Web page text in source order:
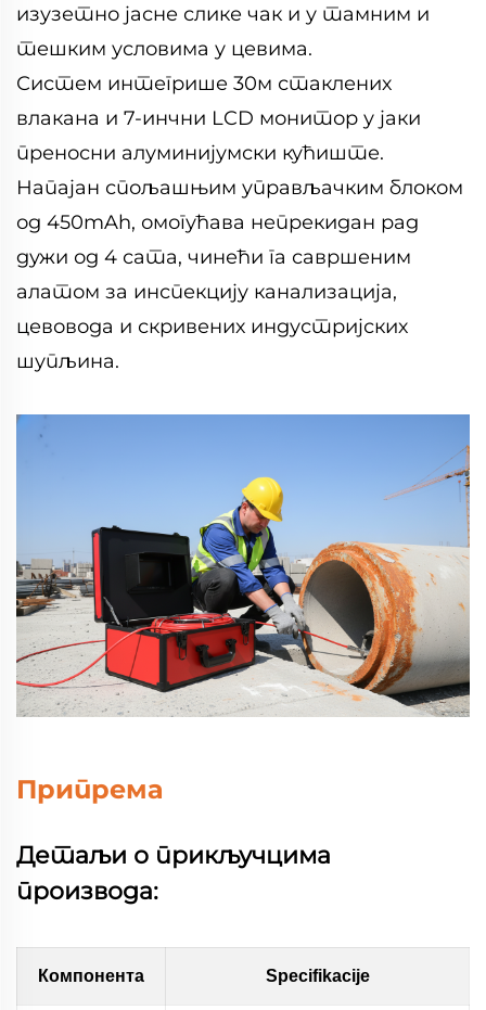
изузетно јасне слике чак и у тамним и
тешким условима у цевима.
Систем интегрише 30м стаклених
влакана и 7-инчни LCD монитор у јаки
преносни алуминијумски кућиште.
Напајан спољашњим управљачким блоком
од 450mAh, омогућава непрекидан рад
дужи од 4 сата, чинећи га савршеним
алатом за инспекцију канализација,
цевовода и скривених индустријских
шупљина.
Припрема
Детаљи о прикључцима
производа:
Компонента Specifikacije